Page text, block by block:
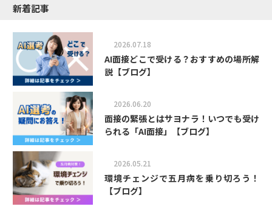
新着記事
2026.07.18
AI面接どこで受ける？おすすめの場所解
説【ブログ】
2026.06.20
面接の緊張とはサヨナラ！いつでも受け
られる「AI面接」【ブログ】
2026.05.21
環境チェンジで五月病を乗り切ろう！
【ブログ】